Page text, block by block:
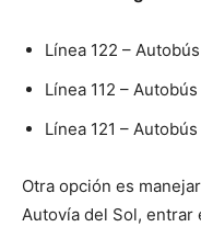
Línea 122 –
Línea 112 –
Línea 121 –
Otra opción es
Autovía del Sol, entrar